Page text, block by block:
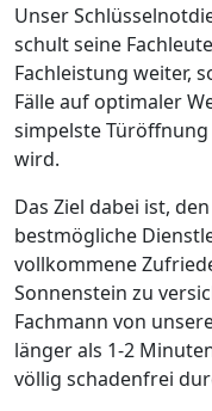
Unser
schult seine
Fachleistung weiter,
Fälle auf optimaler
simpelste
wird.
Das Ziel dabei ist,
bestmögliche
vollkommene
Sonnenstein zu
Fachmann von
länger als 1-2
völlig schadenfrei